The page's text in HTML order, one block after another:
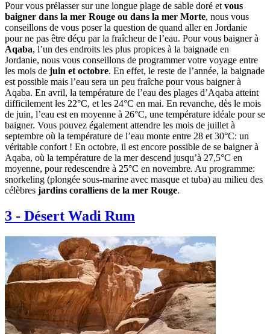
Pour vous prélasser sur une longue plage de sable doré et vous
baigner dans la mer Rouge ou dans la mer Morte, nous vous
conseillons de vous poser la question de quand aller en Jordanie
pour ne pas être déçu par la fraîcheur de l’eau. Pour vous baigner à
Aqaba, l’un des endroits les plus propices à la baignade en
Jordanie, nous vous conseillons de programmer votre voyage entre
les mois de juin et octobre. En effet, le reste de l’année, la baignade
est possible mais l’eau sera un peu fraîche pour vous baigner à
Aqaba. En avril, la température de l’eau des plages d’Aqaba atteint
difficilement les 22°C, et les 24°C en mai. En revanche, dès le mois
de juin, l’eau est en moyenne à 26°C, une température idéale pour se
baigner. Vous pouvez également attendre les mois de juillet à
septembre où la température de l’eau monte entre 28 et 30°C: un
véritable confort ! En octobre, il est encore possible de se baigner à
Aqaba, où la température de la mer descend jusqu’à 27,5°C en
moyenne, pour redescendre à 25°C en novembre. Au programme:
snorkeling (plongée sous-marine avec masque et tuba) au milieu des
célèbres jardins coralliens de la mer Rouge.
3 - Désert Wadi Rum